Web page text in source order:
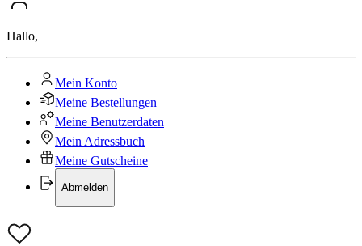
Hallo,
Mein Konto
Meine Bestellungen
Meine Benutzerdaten
Mein Adressbuch
Meine Gutscheine
Abmelden